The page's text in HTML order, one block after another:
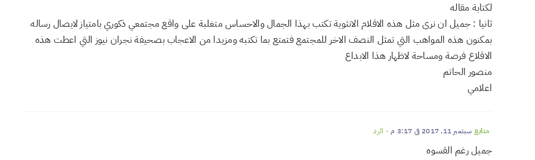
لكتابة مقاله
ثانيا : جميل ان نرى مثل هذه الاقلام الانثوية تكتب بهذا الجمال والاحساس متغلبة على واقع مجتمعي ذكوري بامتياز لايصال رساله
بمكنون هذه المواهب التي تمثل النصف الاخر للمجتمع فتمتع بما تكتبه ومزيدا من الاعجاب بصحيفة نجران نيوز التي اعطت هذه
الاقلاع فرصة ومساحة لاظهار هذا الابداع
منصور الحاتم
اعلامي
متابع سبتمبر 11, 2017 في 3:17 م - الرد
جميل رغم القسوه